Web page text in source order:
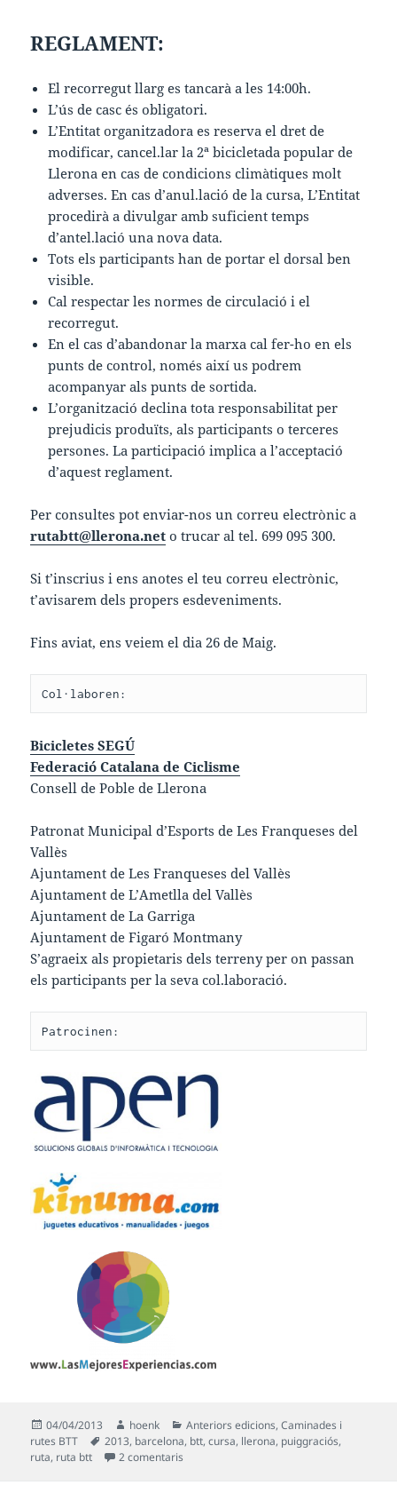
REGLAMENT:
El recorregut llarg es tancarà a les 14:00h.
L’ús de casc és obligatori.
L’Entitat organitzadora es reserva el dret de
modificar, cancel.lar la 2ª bicicletada popular de
Llerona en cas de condicions climàtiques molt
adverses. En cas d’anul.lació de la cursa, L’Entitat
procedirà a divulgar amb suficient temps
d’antel.lació una nova data.
Tots els participants han de portar el dorsal ben
visible.
Cal respectar les normes de circulació i el
recorregut.
En el cas d’abandonar la marxa cal fer-ho en els
punts de control, només així us podrem
acompanyar als punts de sortida.
L’organització declina tota responsabilitat per
prejudicis produïts, als participants o terceres
persones. La participació implica a l’acceptació
d’aquest reglament.
Per consultes pot enviar-nos un correu electrònic a
rutabtt@llerona.net o trucar al tel. 699 095 300.
Si t’inscrius i ens anotes el teu correu electrònic,
t’avisarem dels propers esdeveniments.
Fins aviat, ens veiem el dia 26 de Maig.
Col·laboren:
Bicicletes SEGÚ
Federació Catalana de Ciclisme
Consell de Poble de Llerona
Patronat Municipal d’Esports de Les Franqueses del
Vallès
Ajuntament de Les Franqueses del Vallès
Ajuntament de L’Ametlla del Vallès
Ajuntament de La Garriga
Ajuntament de Figaró Montmany
S’agraeix als propietaris dels terreny per on passan
els participants per la seva col.laboració.
Patrocinen:
Publicat
el
04/04/2013 Autor
hoenk Categories
Anteriors edicions,Caminades i
rutes BTT
Etiquetes
2013, barcelona, btt,cursa, llerona, puiggraciós,
ruta, ruta btt 2 comentaris